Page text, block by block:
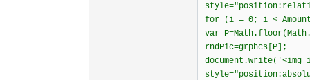
for (i = 0; i <
var
rndPic=grphcs[P];